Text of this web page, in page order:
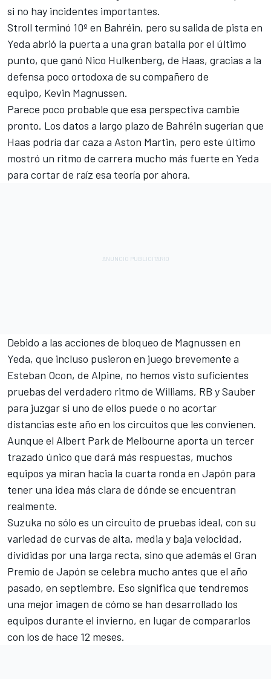
si no hay incidentes importantes.
Stroll terminó 10º en Bahréin, pero su salida de pista en
Yeda abrió la puerta a una gran batalla por el último
punto, que ganó Nico Hulkenberg, de Haas, gracias a la
defensa poco ortodoxa de su compañero de
equipo, Kevin Magnussen.
Parece poco probable que esa perspectiva cambie
pronto. Los datos a largo plazo de Bahréin sugerían que
Haas podría dar caza a Aston Martin, pero este último
mostró un ritmo de carrera mucho más fuerte en Yeda
para cortar de raíz esa teoría por ahora.
Debido a las acciones de bloqueo de Magnussen en
Yeda, que incluso pusieron en juego brevemente a
Esteban Ocon, de Alpine, no hemos visto suficientes
pruebas del verdadero ritmo de Williams, RB y Sauber
para juzgar si uno de ellos puede o no acortar
distancias este año en los circuitos que les convienen.
Aunque el Albert Park de Melbourne aporta un tercer
trazado único que dará más respuestas, muchos
equipos ya miran hacia la cuarta ronda en Japón para
tener una idea más clara de dónde se encuentran
realmente.
Suzuka no sólo es un circuito de pruebas ideal, con su
variedad de curvas de alta, media y baja velocidad,
divididas por una larga recta, sino que además el Gran
Premio de Japón se celebra mucho antes que el año
pasado, en septiembre. Eso significa que tendremos
una mejor imagen de cómo se han desarrollado los
equipos durante el invierno, en lugar de compararlos
con los de hace 12 meses.